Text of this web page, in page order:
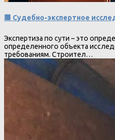
🟥 Судебно-экспертное
Экспертиза по сути – это
определенного объекта
требованиям. Строител…